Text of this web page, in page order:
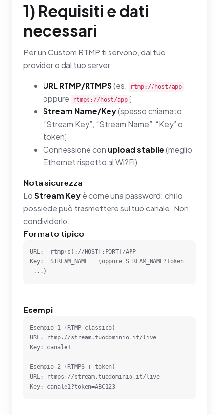
1) Requisiti e dati
necessari
Per un Custom RTMP ti servono, dal tuo
provider o dal tuo server:
URL RTMP/RTMPS(es. rtmp://host/app
oppure rtmps://host/app )
Stream Name/Key(spesso chiamato
“Stream Key”, “Stream Name”, “Key” o
token)
Connessione con upload stabile(meglio
Ethernet rispetto al Wi?Fi)
Nota sicurezza
LoStream Keyè come una password: chi lo
possiede può trasmettere sul tuo canale. Non
condividerlo.
Formato tipico
URL:  rtmp(s)://HOST[:PORT]/APP
Key:  STREAM_NAME   (oppure STREAM_NAME?token
=...)
Esempi
Esempio 1 (RTMP classico)
URL: rtmp://stream.tuodominio.it/live
Key: canale1
Esempio 2 (RTMPS + token)
URL: rtmps://stream.tuodominio.it/live
Key: canale1?token=ABC123